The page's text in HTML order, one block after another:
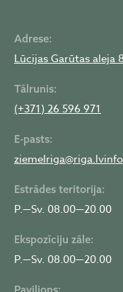
Adrese:
Lūcijas Garūtas aleja
Tālrunis:
(+371) 26 596 971
E-pasts:
ziemelriga@riga.lv
Estrādes teritorija:
P.—Sv. 08.00—20.00
Ekspozīciju zāle:
P.—Sv. 08.00—20.00